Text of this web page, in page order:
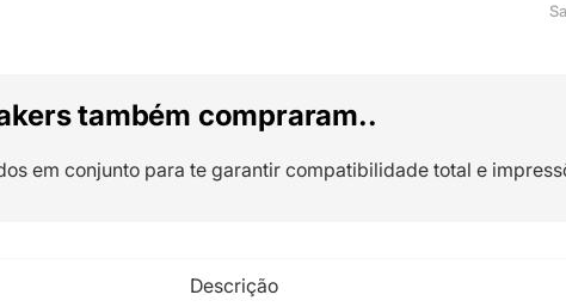
também compraram..
em conjunto para te garantir compatibilidade total e
Descrição